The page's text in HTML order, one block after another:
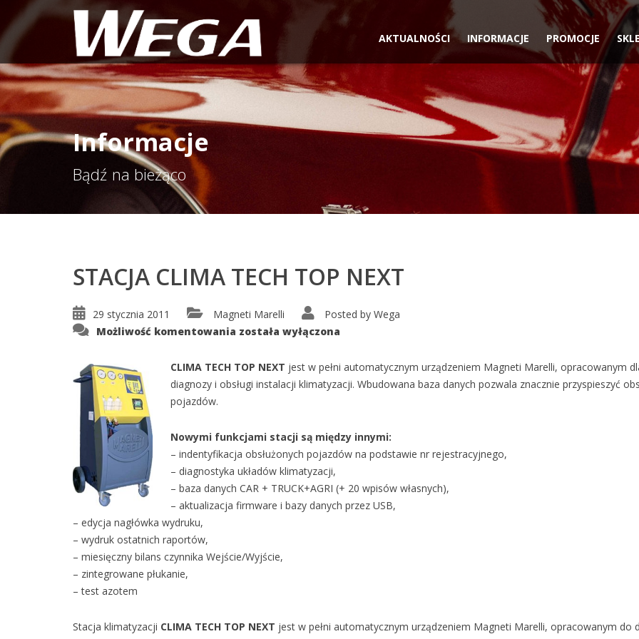
AKTUALNOŚCI INFORMACJE PROMOCJE
Informacje
Bądź na bieżąco
STACJA CLIMA TECH TOP NEXT
29 stycznia 2011 Magneti Marelli Posted by Wega
Możliwość komentowania STACJA
CLIMA
NEXT
została wyłączona
CLIMA TECH TOP NEXT jest w pełni automatycznym urządzeniem Magneti Marelli, opracowanym
diagnozy i obsługi instalacji klimatyzacji. Wbudowana baza danych pozwala znacznie przyspieszyć
pojazdów.
Nowymi funkcjami stacji są między innymi:
– indentyfikacja obsłużonych pojazdów na podstawie nr rejestracyjnego,
– diagnostyka układów klimatyzacji,
– baza danych CAR + TRUCK+AGRI (+ 20 wpisów własnych),
– aktualizacja firmware i bazy danych przez USB,
– edycja nagłówka wydruku,
– wydruk ostatnich raportów,
– miesięczny bilans czynnika Wejście/Wyjście,
– zintegrowane płukanie,
– test azotem
Stacja klimatyzacji CLIMA TECH TOP NEXT jest w pełni automatycznym urządzeniem Magneti Marelli, opracowanym do